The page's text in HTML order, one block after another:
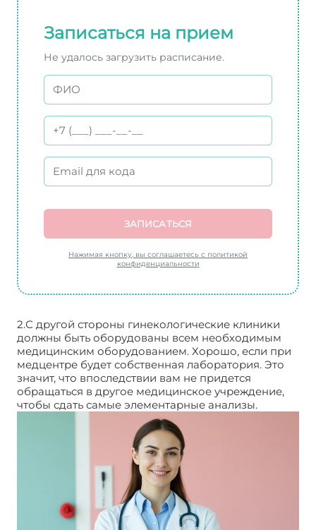
Записаться на прием
Не удалось загрузить расписание.
ЗАПИСАТЬСЯ
Нажимая кнопку, вы соглашаетесь с политикой
конфиденциальности
2.С другой стороны гинекологические клиники
должны быть оборудованы всем необходимым
медицинским оборудованием. Хорошо, если при
медцентре будет собственная лаборатория. Это
значит, что впоследствии вам не придется
обращаться в другое медицинское учреждение,
чтобы сдать самые элементарные анализы.